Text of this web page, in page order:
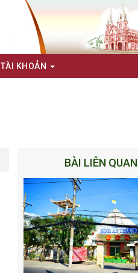
TÀI KHOẢN
BÀI LIÊN QUAN